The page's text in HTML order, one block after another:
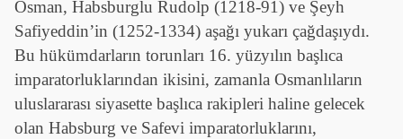
Osman, Habsburglu Rudolp (1218-91) ve Şeyh
Safiyeddin’in (1252-1334) aşağı yukarı çağdaşıydı.
Bu hükümdarların torunları 16. yüzyılın başlıca
imparatorluklarından ikisini, zamanla Osmanlıların
uluslararası siyasette başlıca rakipleri haline gelecek
olan Habsburg ve Safevi imparatorluklarını,